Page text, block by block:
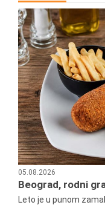
05.08.2026
Beograd, rodni
Leto je u punom